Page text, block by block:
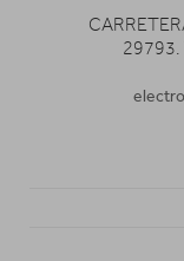
29793.